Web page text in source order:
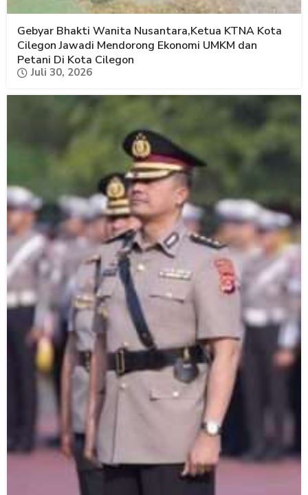
Gebyar Bhakti Wanita Nusantara,Ketua KTNA Kota
Cilegon Jawadi Mendorong Ekonomi UMKM dan
Petani Di Kota Cilegon
Juli 30, 2026